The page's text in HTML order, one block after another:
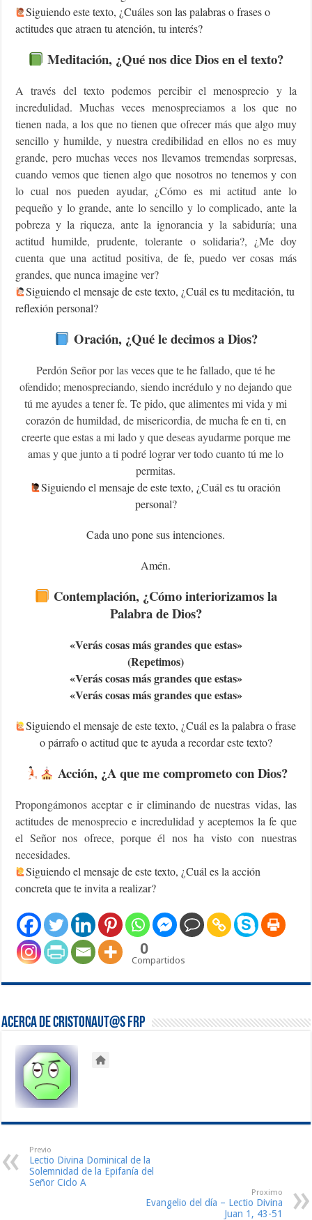
Siguiendo este texto, ¿Cuáles son las palabras o frases o
actitudes que atraen tu atención, tu interés?
Meditación, ¿Qué nos dice Dios en el texto?
A través del texto podemos percibir el menosprecio y la
incredulidad. Muchas veces menospreciamos a los que no
tienen nada, a los que no tienen que ofrecer más que algo muy
sencillo y humilde, y nuestra credibilidad en ellos no es muy
grande, pero muchas veces nos llevamos tremendas sorpresas,
cuando vemos que tienen algo que nosotros no tenemos y con
lo cual nos pueden ayudar, ¿Cómo es mi actitud ante lo
pequeño y lo grande, ante lo sencillo y lo complicado, ante la
pobreza y la riqueza, ante la ignorancia y la sabiduría; una
actitud humilde, prudente, tolerante o solidaria?, ¿Me doy
cuenta que una actitud positiva, de fe, puedo ver cosas más
grandes, que nunca imagine ver?
Siguiendo el mensaje de este texto, ¿Cuál es tu meditación, tu
reflexión personal?
Oración, ¿Qué le decimos a Dios?
Perdón Señor por las veces que te he fallado, que té he
ofendido; menospreciando, siendo incrédulo y no dejando que
tú me ayudes a tener fe. Te pido, que alimentes mi vida y mi
corazón de humildad, de misericordia, de mucha fe en ti, en
creerte que estas a mi lado y que deseas ayudarme porque me
amas y que junto a ti podré lograr ver todo cuanto tú me lo
permitas.
Siguiendo el mensaje de este texto, ¿Cuál es tu oración
personal?
Cada uno pone sus intenciones.
Amén.
Contemplación, ¿Cómo interiorizamos la
Palabra de Dios?
«Verás cosas más grandes que estas»
(Repetimos)
«Verás cosas más grandes que estas»
«Verás cosas más grandes que estas»
Siguiendo el mensaje de este texto, ¿Cuál es la palabra o frase
o párrafo o actitud que te ayuda a recordar este texto?
Acción, ¿A que me comprometo con Dios?
Propongámonos aceptar e ir eliminando de nuestras vidas, las
actitudes de menosprecio e incredulidad y aceptemos la fe que
el Señor nos ofrece, porque él nos ha visto con nuestras
necesidades.
Siguiendo el mensaje de este texto, ¿Cuál es la acción
concreta que te invita a realizar?
0
Compartidos
Acerca de Cristonaut@s FRP
Previo
Lectio Divina Dominical de la
Solemnidad de la Epifanía del
Señor Ciclo A
Proximo
Evangelio del día – Lectio Divina
Juan 1, 43-51